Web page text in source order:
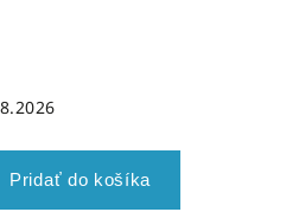
Pridať do košíka